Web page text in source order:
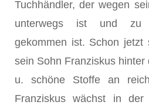
Tuchhändler, der wegen
unterwegs ist und zu
gekommen ist. Schon
sein Sohn Franziskus
u. schöne Stoffe an
Franziskus wächst in